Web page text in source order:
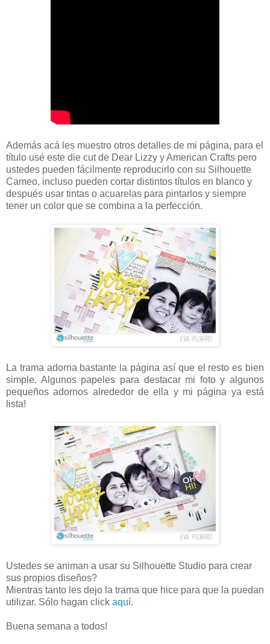
Además acá les muestro otros detalles de mi página, para el
título usé este die cut de Dear Lizzy y American Crafts pero
ustedes pueden fácilmente reproducirlo con su Silhouette
Cameo, incluso pueden cortar distintos títulos en blanco y
después usar tintas o acuarelas para pintarlos y siempre
tener un color que se combina a la perfección.
La trama adorna bastante la página así que el resto es bien
simple. Algunos papeles para destacar mi foto y algunos
pequeños adornos alrededor de ella y mi página ya está
lista!
Ustedes se animan a usar su Silhouette Studio para crear
sus propios diseños?
Mientras tanto les dejo la trama que hice para que la puedan
utilizar. Sólo hagan click aquí.
Buena semana a todos!